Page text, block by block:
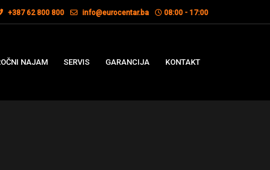
+387 62 800 800 info@eurocentar.ba 08:00 - 17:00
NAJAM SERVIS GARANCIJA KONTAKT